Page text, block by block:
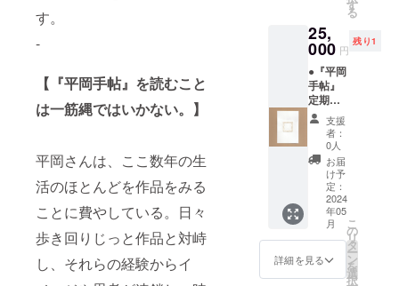
す。
-
【『平岡手帖』を読むこと
は一筋縄ではいかない。】
平岡さんは、ここ数年の生
活のほとんどを作品をみる
ことに費やしている。日々
歩き回りじっと作品と対峙
し、それらの経験からイ
わう不
思議な
読後
感。
る意味
大きい
けれ
ど、東
京勢は
初参加
で、手
探り状
態。自
由にで
きそう
な場所
とし
て、私
の馴染
みの場
所、そ
の水門
の周り
オーロ
ラ見て
ます。
オーロ
ララ
バー平
岡さん
を応援
しま
す。こ
の前自
分が出
した
オーロ
ラが消
がさみ
しかっ
なった
そう
だ。お
じいさ
んは一
流の
シェフ
だった
そうだ
が今は
隠居生
活で、
散歩の
みが楽
しみだ
そんな
身の上
て、ど
んどん
自分か
ら離れ
てい
く。や
り直
す。ま
たやり
直す。
でも繰
り返す
たびに
本当の
ような
んだん
出来て
に一人
の男が
やって
きた。
彼は、
奥多摩
美術館
近くに
ある、
櫛かん
ざし美
術館に
行こう
と思っ
たが、
閉まっ
ていた
ケット
ーーー
ーー 永
畑智大
ーー 応
援コメ
ント：
平岡手
帖をよ
んで平
岡さん
みたい
なひと
が10万
人くら
いでき
るとい
す
る
25,
000 円
残り1
●『平岡
手帖』
定期購
読_12ヶ
月 ＋ ●
作家作
品ポス
トカー
ドサイ
ズ ＋ ●
この作
品の額
装「額
縁工房
片隅」
支援
者：
0人
お届
け予
定：
2024
年05
月
詳細を見る
こ
の
リ
タ
ー
ン
を
選
択